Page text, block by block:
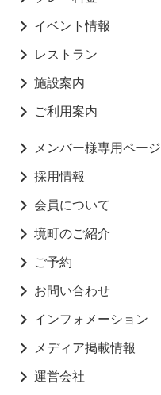
イベント情報
レストラン
施設案内
ご利用案内
メンバー様専用ページ
採用情報
会員について
境町のご紹介
ご予約
お問い合わせ
インフォメーション
メディア掲載情報
運営会社